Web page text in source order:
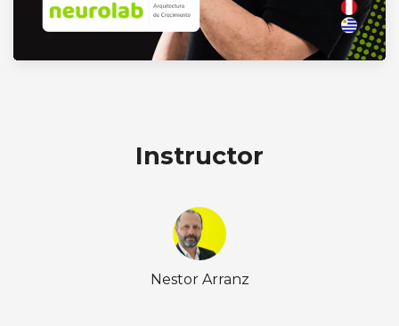
Instructor
Nestor Arranz